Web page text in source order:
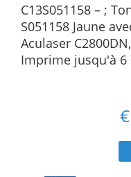
C13S051158 – ;
S051158 Jaune
Aculaser
Imprime jusqu'à 6
€